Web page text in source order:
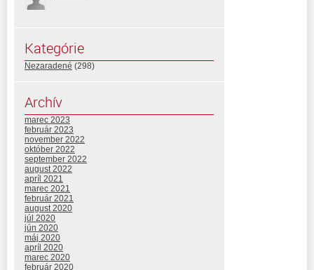
Kategórie
Nezaradené (298)
Archív
marec 2023
február 2023
november 2022
október 2022
september 2022
august 2022
apríl 2021
marec 2021
február 2021
august 2020
júl 2020
jún 2020
máj 2020
apríl 2020
marec 2020
február 2020